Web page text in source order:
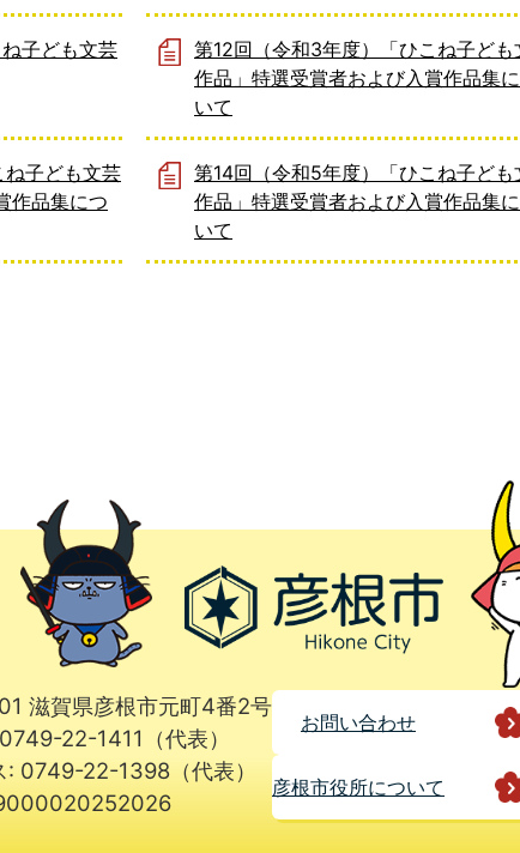
子ども文芸
第12回（令和3年度）「ひこね子ども
作品」特選受賞者および入賞作品集
いて
子ども文芸
作品集につ
第14回（令和5年度）「ひこね子ども
作品」特選受賞者および入賞作品集
いて
滋賀県彦根市元町4番2号
22-1411（代表）
: 0749-22-1398（代表）
お問い合わせ
彦根市役所について